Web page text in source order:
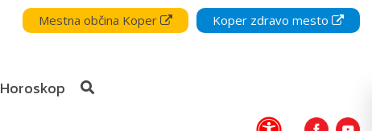
Mestna občina Koper Koper zdravo mesto
Horoskop